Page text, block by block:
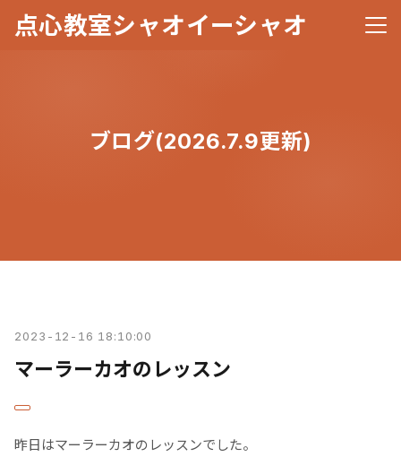
点心教室シャオイーシャオ メニ
ブログ(2026.7.9更新)
2023-12-16 18:10:00
マーラーカオのレッスン
昨日はマーラーカオのレッスンでした。